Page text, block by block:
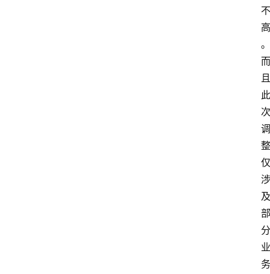
不
高
。
而
且
此
次
调
整
仅
涉
及
部
分
业
务